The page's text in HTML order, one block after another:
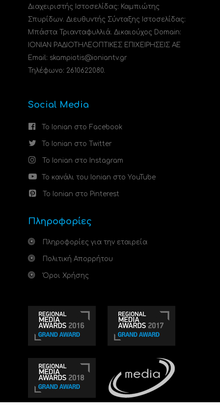
Διαχειριστής Ιστοσελίδας: Καμπιώτης
Σπυρίδων. Διευθυντής Σύνταξης Ιστοσελίδας:
Μπάστα Τριανταφυλλιά. Δικαιούχος Domain:
ΙΟΝΙΑΝ ΡΑΔΙΟΤΗΛΕΟΠΤΙΚΕΣ ΕΠΙΧΕΙΡΗΣΕΙΣ ΑΕ
Email: skampiotis@ioniantv.gr
Τηλέφωνο: 2610622080.
Social Media
Το Ionian στο Facebook
Το Ionian στο Twitter
Το Ionian στο Instagram
Το κανάλι του Ionian στο YouTube
Το Ionian στο Pinterest
Πληροφορίες
Πληροφορίες για την εταιρεία
Πολιτική Απορρήτου
Όροι Χρήσης